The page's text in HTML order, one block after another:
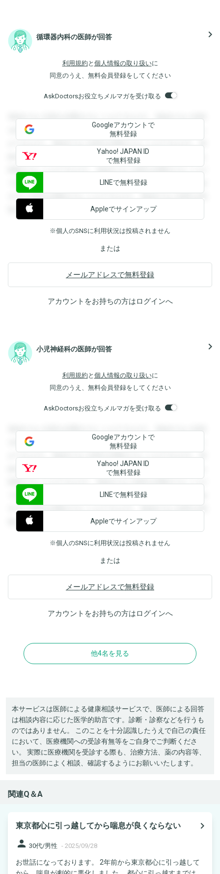
循環器内科の医師が回答 navigate_next
利用規約 と 個人情報の取り扱いに
同意のうえ、無料会員登録をしてください
AskDoctorsお役立ちメルマガを受け取る
登録すると回答を閲覧することができます。登録すると回答
を閲覧することができます。登録すると回答を閲覧すること
ができます。登録すると回答を閲覧することができます。登
録すると回答を閲覧することができます。登録すると回答を
閲覧することができます。登録すると回答を閲覧することが
できます。登録すると回答を閲覧することができます。登録
すると回答を閲覧することができます。登録すると回答を閲
覧することができます。
Googleアカウントで
無料登録
Yahoo! JAPAN ID
で無料登録
LINEで無料登録
Appleでサインアップ
※個人のSNSに利用状況は投稿されません
または
メールアドレスで無料登録
アカウントをお持ちの方はログインへ
小児神経科の医師が回答 navigate_next
利用規約 と 個人情報の取り扱いに
同意のうえ、無料会員登録をしてください
AskDoctorsお役立ちメルマガを受け取る
登録すると回答を閲覧することができます。登録すると回答
を閲覧することができます。登録すると回答を閲覧すること
ができます。登録すると回答を閲覧することができます。登
録すると回答を閲覧することができます。登録すると回答を
閲覧することができます。登録すると回答を閲覧することが
できます。登録すると回答を閲覧することができます。登録
すると回答を閲覧することができます。登録すると回答を閲
覧することができます。
Googleアカウントで
無料登録
Yahoo! JAPAN ID
で無料登録
LINEで無料登録
Appleでサインアップ
※個人のSNSに利用状況は投稿されません
または
メールアドレスで無料登録
アカウントをお持ちの方はログインへ
他4名を見る
本サービスは医師による健康相談サービスで、医師による回答
は相談内容に応じた医学的助言です。診断・診察などを行うも
のではありません。 このことを十分認識したうえで自己の責任
において、医療機関への受診有無等をご自身でご判断くださ
い。 実際に医療機関を受診する際も、治療方法、薬の内容等、
担当の医師によく相談、確認するようにお願いいたします。
関連Q＆A
東京都心に引っ越してから喘息が良くならない
navigate_next
person 30代/男性 - 2025/09/28
お世話になっております。 2年前から東京都心に引っ越して